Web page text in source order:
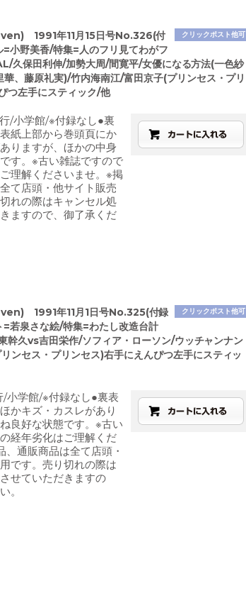
クリックポスト他可
1991年11月15日号No.326(付
小野美香/特集=人のフリ見てわがフ
久保田利伸/加勢大周/間寛平/女優になる方法(一色紗
、藤原礼実)/竹内海南江/富田京子(プリンセス・プリ
つ左手にスティック/他
/小学館/※付録なし●裏
紙上部から巻頭頁にか
りますが、ほかの中身
す。※古い雑誌ですので
理解くださいませ。※掲
て店頭・他サイト販売
れの際はキャンセル処
ますので、御了承くだ
クリックポスト他可
1991年11月1日号No.325(付録
=若泉さな絵/特集=わたし改造台計
幹久vs吉田栄作/ソフィア・ローソン/ウッチャンナン
ンセス・プリンセス)右手にえんぴつ左手にスティッ
/小学館/※付録なし●裏表
かキズ・カスレがあり
良好な状態です。※古い
経年劣化はご理解くだ
、通販商品は全て店頭・
です。売り切れの際は
せていただきますの
。